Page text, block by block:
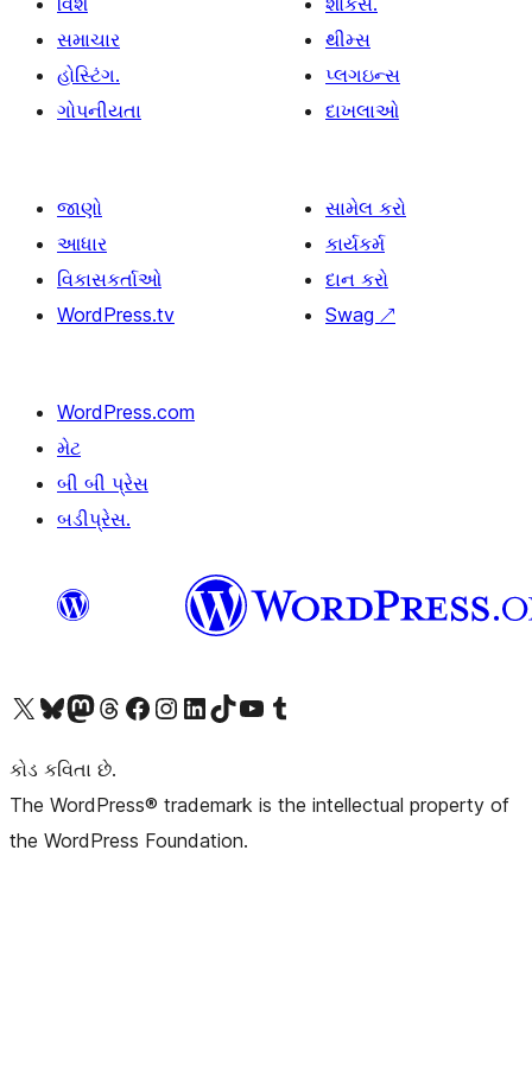
સમાચાર
હોસ્ટિંગ.
ગોપનીયતા
થીમ્સ
પ્લગઇન્સ
દાખલાઓ
જાણો
આધાર
વિકાસકર્તાઓ
WordPress.tv
સામેલ કરો
કાર્યકર્મ
દાન કરો
Swag ↗
WordPress.com
મેટ
બી બી પ્રેસ
બડીપ્રેસ.
અમારા X (અગાઉ ટ્વિટર) એકાઉન્ટની મુલાકાત લોઅમારા Bluesky એકાઉન્ટની મુલાકાત લોઅમારા માસ્ટોડોન એકાઉન્ટની મુલાકાત લોઅમારા Threads એકાઉન્ટની મુલાકાત લો અમારા ફેસબુક પેજની મુલાકાત લોઅમારા ઇન્સ્ટાગ્રામ એકાઉન્ટની મુલાકાત લો અમારા LinkedIn એકાઉન્ટની મુલાકાત લોઅમારા TikTok એકાઉન્ટની મુલાકાત લોઅમારી YouTube ચેનલની મુલાકાત લો અમારા Tumblr એકાઉન્ટની મુલાકાત લો
કોડ કવિતા છે.
The WordPress® trademark is the intellectual property of
the WordPress Foundation.